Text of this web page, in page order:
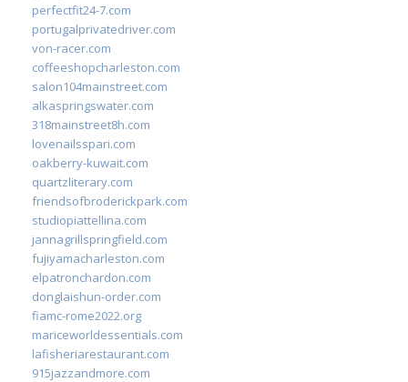
perfectfit24-7.com
portugalprivatedriver.com
von-racer.com
coffeeshopcharleston.com
salon104mainstreet.com
alkaspringswater.com
318mainstreet8h.com
lovenailsspari.com
oakberry-kuwait.com
quartzliterary.com
friendsofbroderickpark.com
studiopiattellina.com
jannagrillspringfield.com
fujiyamacharleston.com
elpatronchardon.com
donglaishun-order.com
fiamc-rome2022.org
mariceworldessentials.com
lafisheriarestaurant.com
915jazzandmore.com